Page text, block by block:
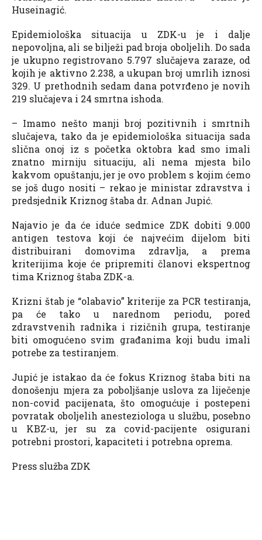
Huseinagić.
Epidemiološka situacija u ZDK-u je i dalje
nepovoljna, ali se bilježi pad broja oboljelih. Do sada
je ukupno registrovano 5.797 slučajeva zaraze, od
kojih je aktivno 2.238, a ukupan broj umrlih iznosi
329. U prethodnih sedam dana potvrđeno je novih
219 slučajeva i 24 smrtna ishoda.
– Imamo nešto manji broj pozitivnih i smrtnih
slučajeva, tako da je epidemiološka situacija sada
slična onoj iz s početka oktobra kad smo imali
znatno mirniju situaciju, ali nema mjesta bilo
kakvom opuštanju, jer je ovo problem s kojim ćemo
se još dugo nositi – rekao je ministar zdravstva i
predsjednik Kriznog štaba dr. Adnan Jupić.
Najavio je da će iduće sedmice ZDK dobiti 9.000
antigen testova koji će najvećim dijelom biti
distribuirani domovima zdravlja, a prema
kriterijima koje će pripremiti članovi ekspertnog
tima Kriznog štaba ZDK-a.
Krizni štab je “olabavio” kriterije za PCR testiranja,
pa će tako u narednom periodu, pored
zdravstvenih radnika i rizičnih grupa, testiranje
biti omogućeno svim građanima koji budu imali
potrebe za testiranjem.
Jupić je istakao da će fokus Kriznog štaba biti na
donošenju mjera za poboljšanje uslova za liječenje
non-covid pacijenata, što omogućuje i postepeni
povratak oboljelih anesteziologa u službu, posebno
u KBZ-u, jer su za covid-pacijente osigurani
potrebni prostori, kapaciteti i potrebna oprema.
Press služba ZDK